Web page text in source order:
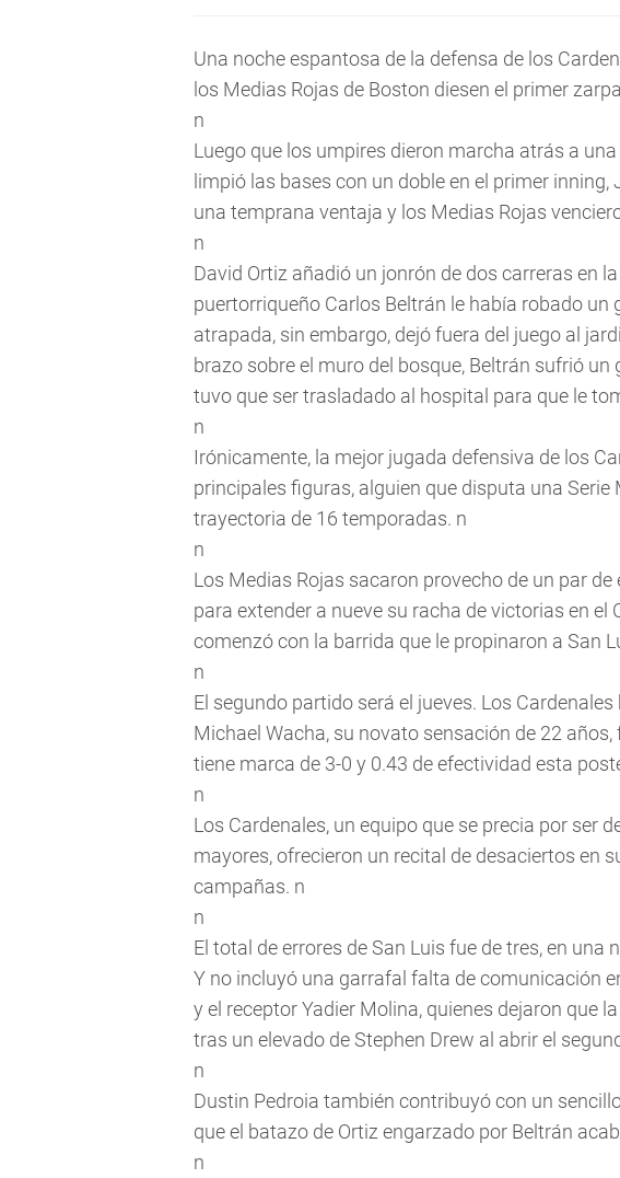
Una noche espantosa de la defensa de los
los Medias Rojas de Boston diesen el primer
n
Luego que los umpires dieron marcha atrás a
limpió las bases con un doble en el primer
una temprana ventaja y los Medias Rojas
n
David Ortiz añadió un jonrón de dos carreras en
puertorriqueño Carlos Beltrán le había robado un
atrapada, sin embargo, dejó fuera del juego al
brazo sobre el muro del bosque, Beltrán sufrió
tuvo que ser trasladado al hospital para que le
n
Irónicamente, la mejor jugada defensiva de los
principales figuras, alguien que disputa una
trayectoria de 16 temporadas. n
n
Los Medias Rojas sacaron provecho de un par
para extender a nueve su racha de victorias en el
comenzó con la barrida que le propinaron a San
n
El segundo partido será el jueves. Los
Michael Wacha, su novato sensación de 22
tiene marca de 3-0 y 0.43 de efectividad esta
n
Los Cardenales, un equipo que se precia por ser
mayores, ofrecieron un recital de desaciertos en
campañas. n
n
El total de errores de San Luis fue de tres, en una
Y no incluyó una garrafal falta de comunicación
y el receptor Yadier Molina, quienes dejaron que
tras un elevado de Stephen Drew al abrir el
n
Dustin Pedroia también contribuyó con un
que el batazo de Ortiz engarzado por Beltrán
n